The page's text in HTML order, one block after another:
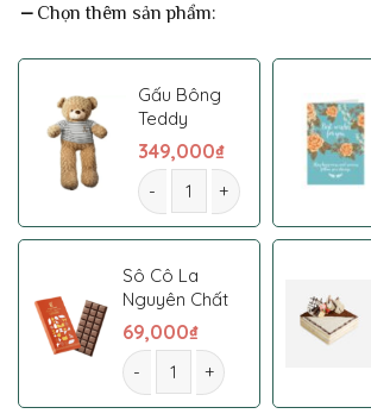
Chọn thêm sản phẩm:
Gấu Bông
Teddy
349,000₫
Kệ Hoa Chia Buồn 0007 số
Sô Cô La
Nguyên Chất
69,000₫
Kệ Hoa Chia Buồn 0007 số